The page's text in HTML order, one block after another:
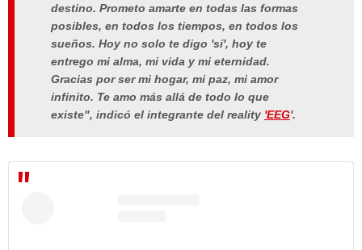
destino. Prometo amarte en todas las formas
posibles, en todos los tiempos, en todos los
sueños. Hoy no solo te digo 'sí', hoy te
entrego mi alma, mi vida y mi eternidad.
Gracias por ser mi hogar, mi paz, mi amor
infinito. Te amo más allá de todo lo que
existe", indicó el integrante del reality 'EEG'.